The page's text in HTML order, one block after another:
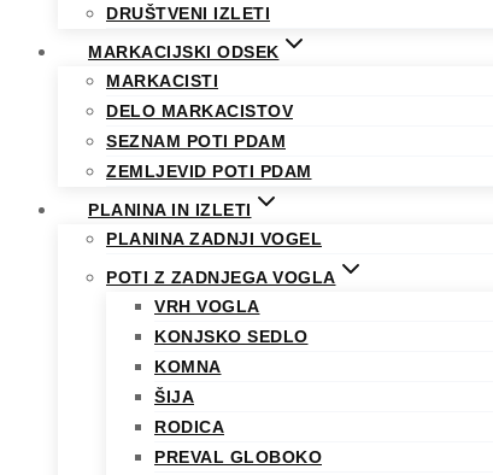
DRUŠTVENI IZLETI
MARKACIJSKI ODSEK
MARKACISTI
DELO MARKACISTOV
SEZNAM POTI PDAM
ZEMLJEVID POTI PDAM
PLANINA IN IZLETI
PLANINA ZADNJI VOGEL
POTI Z ZADNJEGA VOGLA
VRH VOGLA
KONJSKO SEDLO
KOMNA
ŠIJA
RODICA
PREVAL GLOBOKO